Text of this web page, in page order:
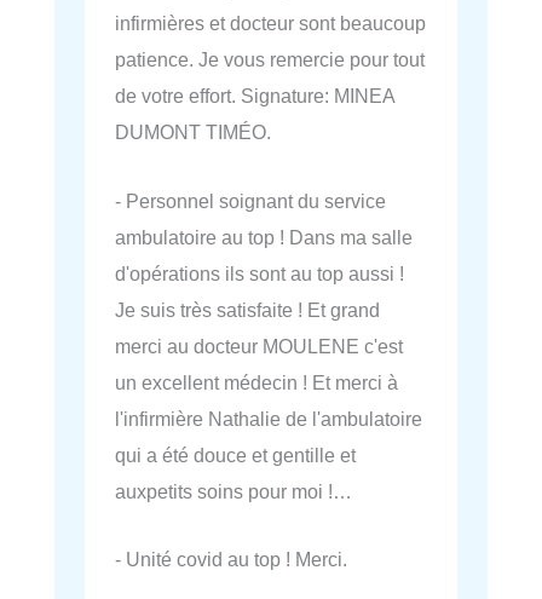
infirmières et docteur sont beaucoup
patience. Je vous remercie pour tout
de votre effort. Signature: MINEA
DUMONT TIMÉO.
- Personnel soignant du service
ambulatoire au top ! Dans ma salle
d'opérations ils sont au top aussi !
Je suis très satisfaite ! Et grand
merci au docteur MOULENE c'est
un excellent médecin ! Et merci à
l'infirmière Nathalie de l'ambulatoire
qui a été douce et gentille et
auxpetits soins pour moi !…
- Unité covid au top ! Merci.